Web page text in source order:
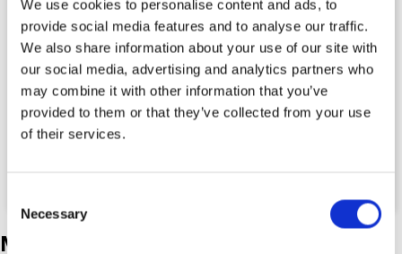
We use cookies to personalise content and ads, to
provide social media features and to analyse our traffic.
We also share information about your use of our site with
our social media, advertising and analytics partners who
may combine it with other information that you’ve
provided to them or that they’ve collected from your use
of their services.
Selection
Necessary
Keskustele
markkinointiasiantuntija
Etunimi *
Sähköposti *
Puhelinnumero *
+45
Meidän